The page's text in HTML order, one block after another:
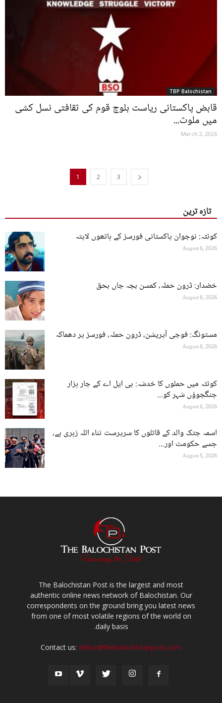
TBP Balochistan
قابض پاکستانی ریاست بلوچ قوم کی ثقافتی نسل کشی
میں ملوث...
March 2, 2026
1 2 3
تازہ ترین
کوئٹہ: نوجوان پاکستانی فورسز کے ہاتھوں لاپتہ
August 6, 2026
خضدار: ڈرون حملہ، کمسن بچہ جاں بحق
August 6, 2026
مستونگ: فوجی آپریشن، ڈرون حملہ، فورسز پر دھماکہ
August 6, 2026
کوئٹہ میں حملوں کا خدشہ: بی ایل اے کے چار ہزار
جنگجوؤں شہر کو...
August 6, 2026
اسمہ جتک والد کے قاتلوں کا سرپرست ثناء اللہ زہری ہے،
جسے حکومت اور...
August 5, 2026
The Balochistan Post is the largest and most
authentic online news network of Balochistan. Our
correspondents on the ground bring you latest news
from one of most volatile regions of the world on
daily basis.
Contact us: editor@thebalochistanpost.com